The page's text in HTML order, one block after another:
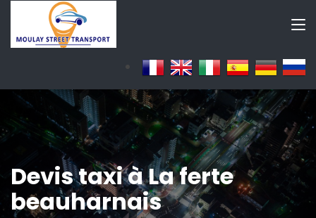
Devis taxi à La ferte
beauharnais